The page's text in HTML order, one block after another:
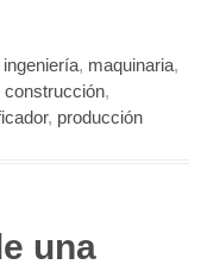
ingeniería, maquinaria,
construcción,
, producción
una